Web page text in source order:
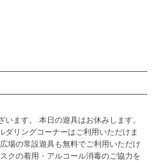
います。 本日の遊具はお休みします。
ダリングコーナーはご利用いただけま
場の常設遊具も無料でご利用いただけ
クの着用・アルコール消毒のご協力を